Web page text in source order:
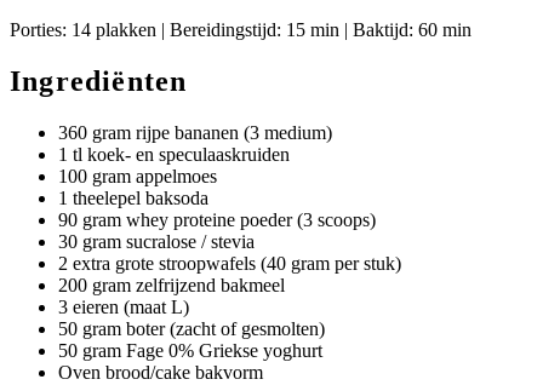
Porties: 14 plakken | Bereidingstijd: 15 min | Baktijd: 60 min
Ingrediënten
360 gram rijpe bananen (3 medium)
1 tl koek- en speculaaskruiden
100 gram appelmoes
1 theelepel baksoda
90 gram whey proteine poeder (3 scoops)
30 gram sucralose / stevia
2 extra grote stroopwafels (40 gram per stuk)
200 gram zelfrijzend bakmeel
3 eieren (maat L)
50 gram boter (zacht of gesmolten)
50 gram Fage 0% Griekse yoghurt
Oven brood/cake bakvorm